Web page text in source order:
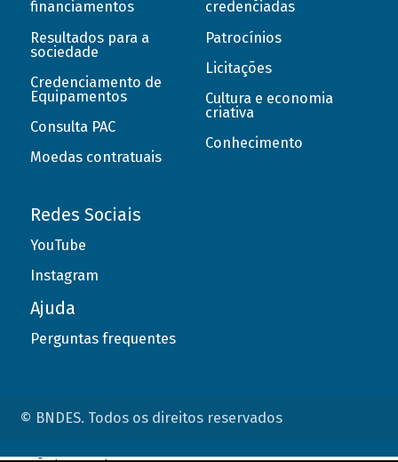
financiamentos
Resultados para a
sociedade
Credenciamento de
Equipamentos
Consulta PAC
Moedas contratuais
credenciadas
Patrocínios
Licitações
Cultura e economia
criativa
Conhecimento
Redes Sociais
YouTube
Instagram
Ajuda
Perguntas frequentes
© BNDES. Todos os direitos reservados